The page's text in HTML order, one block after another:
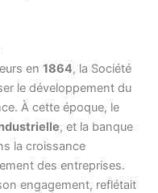
en 1864, la Société
le développement du
À cette époque, le
, et la banque
la croissance
des entreprises.
engagement, reflétait